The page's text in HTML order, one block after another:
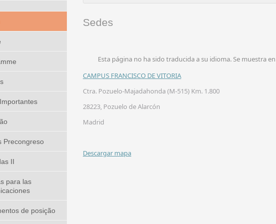
Precongreso
II
para las
de posição
Sedes
Esta página no ha sido traducida a su idioma. Se muestra
CAMPUS FRANCISCO DE VITORIA
Ctra. Pozuelo-Majadahonda (M-515) Km. 1.800
28223, Pozuelo de Alarcón
Madrid
Descargar mapa